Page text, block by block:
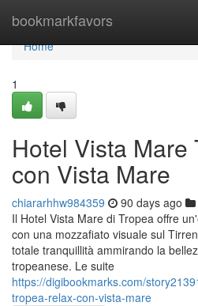
bookmarkfavors
Home
Home
1
Hotel Vista Mare
con Vista Mare
chiararhhw984359 90 days ago
Il Hotel Vista Mare di Tropea offre
con una mozzafiato visuale sul
totale tranquillità ammirando la
tropeanese. Le suite
https://digibookmarks.com/
tropea-relax-con-vista-mare